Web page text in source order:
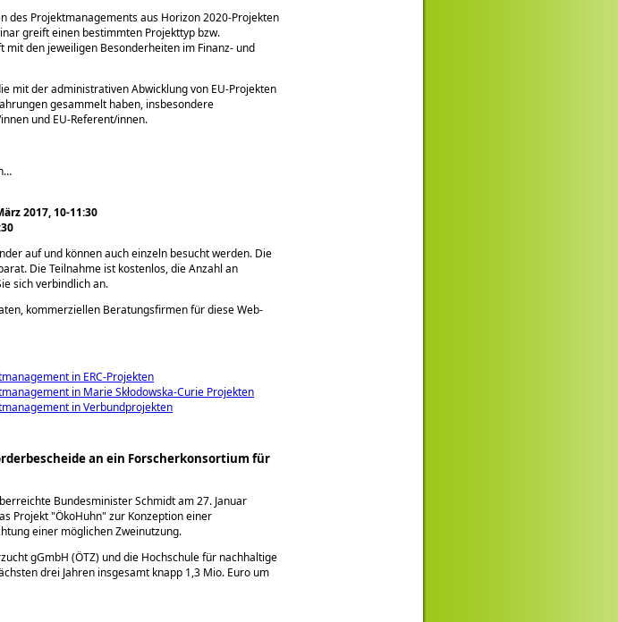
des Projektmanagements aus Horizon 2020-Projekten
greift einen bestimmten Projekttyp bzw.
den jeweiligen Besonderheiten im Finanz- und
mit der administrativen Abwicklung von EU-Projekten
gesammelt haben, insbesondere
und EU-Referent/innen.
2017, 10-11:30
auf und können auch einzeln besucht werden. Die
Die Teilnahme ist kostenlos, die Anzahl an
sich verbindlich an.
kommerziellen Beratungsfirmen für diese Web-
in ERC-Projekten
in Marie Skłodowska-Curie Projekten
in Verbundprojekten
an ein Forscherkonsortium für
Bundesminister Schmidt am 27. Januar
Projekt ÖkoHuhn zur Konzeption einer
einer möglichen Zweinutzung.
gGmbH (ÖTZ) und die Hochschule für nachhaltige
drei Jahren insgesamt knapp 1,3 Mio. Euro um